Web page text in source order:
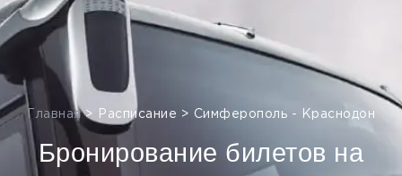
Главная> Расписание > Симферополь - Краснодон
Бронирование билетов на